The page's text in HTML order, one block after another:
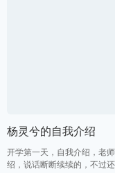
杨灵兮的自我介绍
开学第一天，自我介绍，老
绍，说话断断续续的，不过